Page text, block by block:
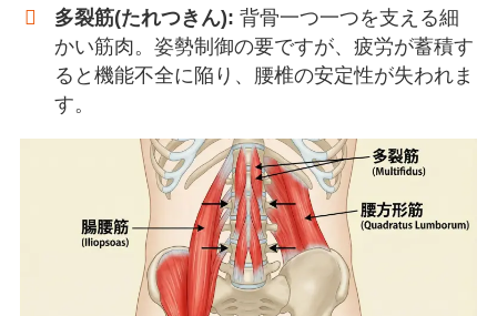
多裂筋(たれつきん): 背骨一つ一つを支える細
かい筋肉。姿勢制御の要ですが、疲労が蓄積す
ると機能不全に陥り、腰椎の安定性が失われま
す。